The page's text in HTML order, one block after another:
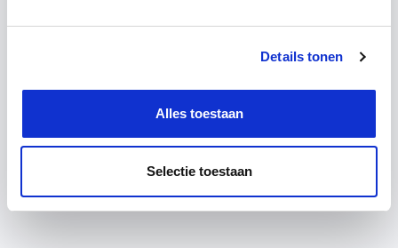
Details tonen
Alles toestaan
Selectie toestaan